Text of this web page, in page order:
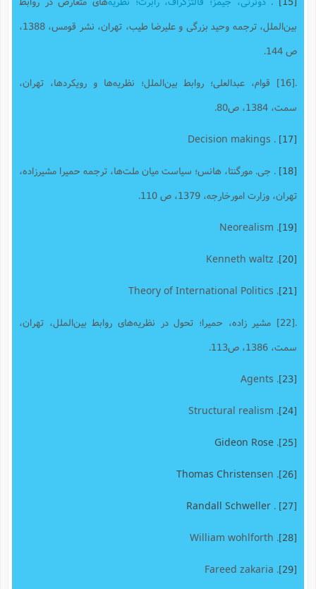
بین‌الملل، ترجمه وحید بزرگی و علیرضا طیب، تهران، نشر قومس، 1388،
ص 144.
.[16] قوام، عبدالعلی؛ روابط بین‌الملل؛ نظریه‌ها و رویکردها، تهران،
سمت، 1384، ص80.
. Decision makings
. جی. مورگنتا، هانس؛ سیاست میان ملت‌ها، ترجمه حمیرا مشیرزاده،
تهران، وزارت امورخارجه، 1379، ص 110.
. Neorealism
. Kenneth waltz
. Theory of International Politics
.[22] مشیر زاده، حمیرا؛ تحول در نظریه‌های روابط بین‌الملل، تهران،
سمت، 1386، ص113.
. Agents
. Structural realism
.
Gideon Rose
.
Thomas Christensen
.
Randall Schweller
. William wohlforth
. Fareed zakaria